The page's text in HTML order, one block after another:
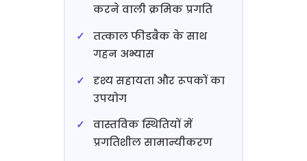
करने वाली क्रमिक प्रगति
तत्काल फीडबैक के साथ
गहन अभ्यास
दृश्य सहायता और रूपकों का
उपयोग
वास्तविक स्थितियों में
प्रगतिशील सामान्यीकरण